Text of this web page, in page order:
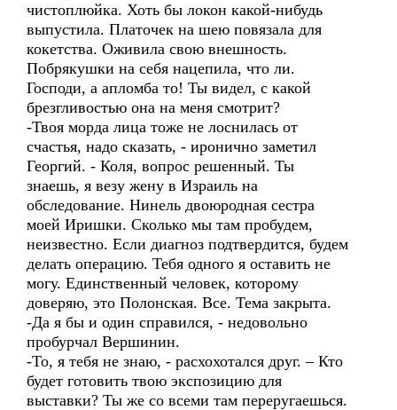
чистоплюйка. Хоть бы локон какой-нибудь
выпустила. Платочек на шею повязала для
кокетства. Оживила свою внешность.
Побрякушки на себя нацепила, что ли.
Господи, а апломба то! Ты видел, с какой
брезгливостью она на меня смотрит?
-Твоя морда лица тоже не лоснилась от
счастья, надо сказать, - иронично заметил
Георгий. - Коля, вопрос решенный. Ты
знаешь, я везу жену в Израиль на
обследование. Нинель двоюродная сестра
моей Иришки. Сколько мы там пробудем,
неизвестно. Если диагноз подтвердится, будем
делать операцию. Тебя одного я оставить не
могу. Единственный человек, которому
доверяю, это Полонская. Все. Тема закрыта.
-Да я бы и один справился, - недовольно
пробурчал Вершинин.
-То, я тебя не знаю, - расхохотался друг. – Кто
будет готовить твою экспозицию для
выставки? Ты же со всеми там переругаешься.